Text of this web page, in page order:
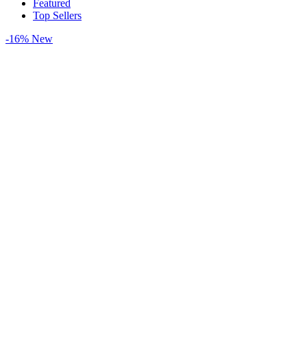
Featured
Top Sellers
-16% New